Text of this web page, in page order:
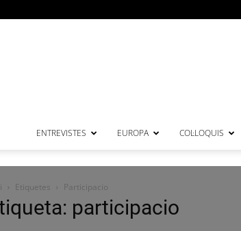
ENTREVISTES EUROPA COL·LOQUIS
Etiquetes Participacio
participacio